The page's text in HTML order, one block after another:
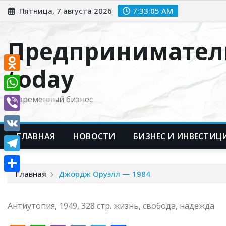
Перейти
к
Пятница, 7 августа 2026 7:33:06 AM
today
Современный бизнес
ГЛАВНАЯ НОВОСТИ БИЗНЕС И
Главная Джордж Оруэлл — 1984
Антиутопия, 1949, 328 стр. жизнь, свобода, надежда
Odnoklassniki
WhatsApp
Viber
VK
Telegram
Отправить